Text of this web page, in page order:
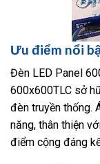
Ưu điểm nổi
Đèn LED Panel
600x600TLC sở
đèn truyền thống.
năng, thân thiện
điểm cộng đáng